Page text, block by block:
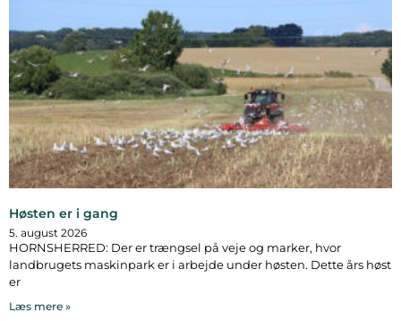
Høsten er i gang
5. august 2026
HORNSHERRED: Der er trængsel på veje og marker, hvor
landbrugets maskinpark er i arbejde under høsten. Dette års høst
er
Læs mere »